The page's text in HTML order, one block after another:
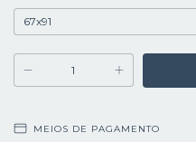
MEIOS DE PAGAMENTO